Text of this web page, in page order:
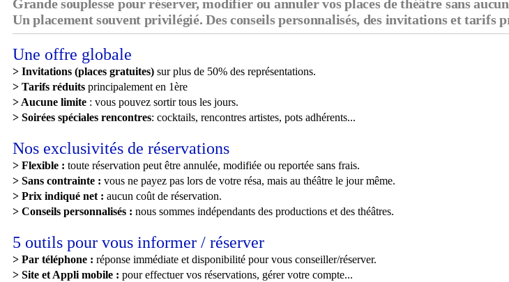
Grande souplesse pour réserver, modifier ou annuler vos places de théâtre sans
Un placement souvent privilégié. Des conseils personnalisés, des invitations et tarifs
Une offre globale
> Invitations (places gratuites) sur plus de 50% des représentations.
> Tarifs réduits principalement en 1ère
> Aucune limite : vous pouvez sortir tous les jours.
> Soirées spéciales rencontres: cocktails, rencontres artistes, pots adhérents...
Nos exclusivités de réservations
> Flexible : toute réservation peut être annulée, modifiée ou reportée sans frais.
> Sans contrainte : vous ne payez pas lors de votre résa, mais au théâtre le jour même.
> Prix indiqué net : aucun coût de réservation.
> Conseils personnalisés : nous sommes indépendants des productions et des théâtres.
5 outils pour vous informer / réserver
> Par téléphone : réponse immédiate et disponibilité pour vous conseiller/réserver.
> Site et Appli mobile : pour effectuer vos réservations, gérer votre compte...